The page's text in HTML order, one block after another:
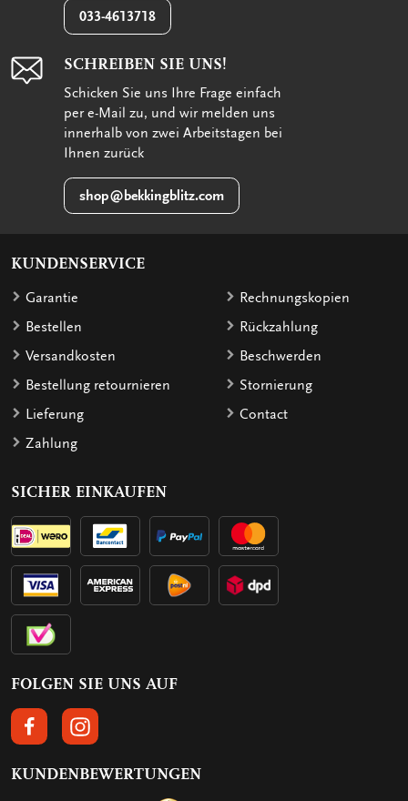
033-4613718
SCHREIBEN SIE UNS!
Schicken Sie uns Ihre Frage einfach
per e-Mail zu, und wir melden uns
innerhalb von zwei Arbeitstagen bei
Ihnen zurück
shop@bekkingblitz.com
KUNDENSERVICE
Garantie
Bestellen
Versandkosten
Bestellung retournieren
Lieferung
Zahlung
Rechnungskopien
Rückzahlung
Beschwerden
Stornierung
Contact
SICHER EINKAUFEN
FOLGEN SIE UNS AUF
FOLGEN SIE UNS AUF FACEBOOK
FOLGEN SIE UNS AUF INSTAGRAM
KUNDENBEWERTUNGEN